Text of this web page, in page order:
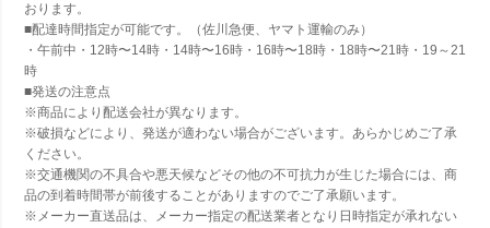
おります。
■配達時間指定が可能です。（佐川急便、ヤマト運輸のみ）
・午前中・12時〜14時・14時〜16時・16時〜18時・18時〜21時・19～21
時
■発送の注意点
※商品により配送会社が異なります。
※破損などにより、発送が適わない場合がございます。あらかじめご了承
ください。
※交通機関の不具合や悪天候などその他の不可抗力が生じた場合には、商
品の到着時間帯が前後することがありますのでご了承願います。
※メーカー直送品は、メーカー指定の配送業者となり日時指定が承れない